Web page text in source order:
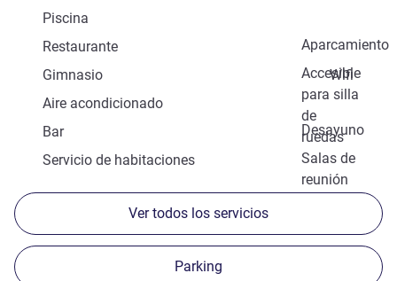
Piscina
Aparcamiento
Restaurante
Accesible
para silla
de
ruedas
Gimnasio
Wifi
Aire acondicionado
Desayuno
Bar
Salas de
reunión
Servicio de habitaciones
Ver todos los servicios
Parking